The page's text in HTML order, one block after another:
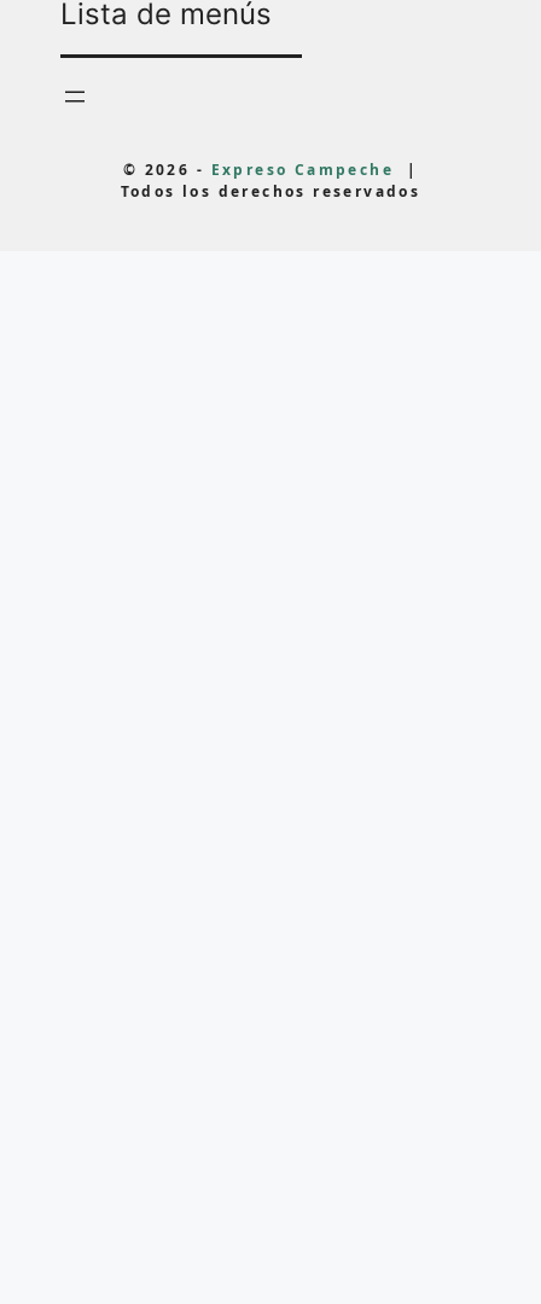
Lista de menús
© 2026 - Expreso Campeche
|
Todos los derechos reservados